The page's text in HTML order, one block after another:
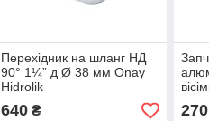
Перехідник на шланг НД
90° 1¼” д Ø 38 мм Onay
Hidrolik
640₴ 270